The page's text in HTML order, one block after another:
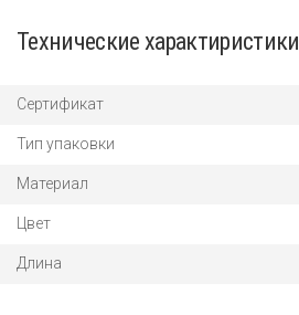
Технические характиристики
Сертификат
Тип упаковки
Материал
Цвет
Длина